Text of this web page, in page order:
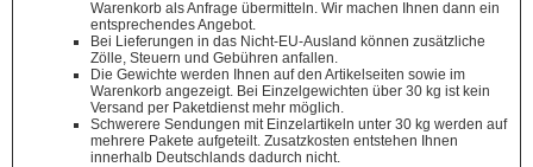
Warenkorb als Anfrage übermitteln. Wir machen Ihnen dann ein
entsprechendes Angebot.
Bei Lieferungen in das Nicht-EU-Ausland können zusätzliche
Zölle, Steuern und Gebühren anfallen.
Die Gewichte werden Ihnen auf den Artikelseiten sowie im
Warenkorb angezeigt. Bei Einzelgewichten über 30 kg ist kein
Versand per Paketdienst mehr möglich.
Schwerere Sendungen mit Einzelartikeln unter 30 kg werden auf
mehrere Pakete aufgeteilt. Zusatzkosten entstehen Ihnen
innerhalb Deutschlands dadurch nicht.